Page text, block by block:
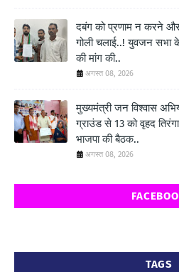
दबंग को प्रणाम न करने
गोली चलाई..! युवजन सभा के
की मांग की..
अगस्त 08, 2026
मुख्यमंत्री जन विश्वास
ग्राउंड से 13 को वृहद
भाजपा की बैठक..
अगस्त 08, 2026
TAGS